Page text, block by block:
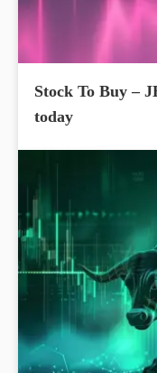
Stock To Buy –
today